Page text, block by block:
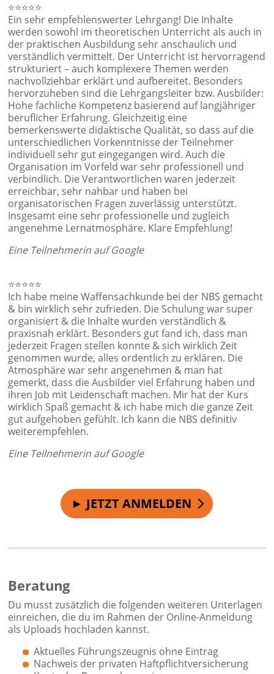
⭐⭐⭐⭐⭐
Ein sehr empfehlenswerter Lehrgang! Die Inhalte
werden sowohl im theoretischen Unterricht als auch in
der praktischen Ausbildung sehr anschaulich und
verständlich vermittelt. Der Unterricht ist hervorragend
strukturiert – auch komplexere Themen werden
nachvollziehbar erklärt und aufbereitet. Besonders
hervorzuheben sind die Lehrgangsleiter bzw. Ausbilder:
Hohe fachliche Kompetenz basierend auf langjähriger
beruflicher Erfahrung. Gleichzeitig eine
bemerkenswerte didaktische Qualität, so dass auf die
unterschiedlichen Vorkenntnisse der Teilnehmer
individuell sehr gut eingegangen wird. Auch die
Organisation im Vorfeld war sehr professionell und
verbindlich. Die Verantwortlichen waren jederzeit
erreichbar, sehr nahbar und haben bei
organisatorischen Fragen zuverlässig unterstützt.
Insgesamt eine sehr professionelle und zugleich
angenehme Lernatmosphäre. Klare Empfehlung!
Eine Teilnehmerin auf Google
⭐⭐⭐⭐⭐
Ich habe meine Waffensachkunde bei der NBS gemacht
& bin wirklich sehr zufrieden. Die Schulung war super
organisiert & die Inhalte wurden verständlich &
praxisnah erklärt. Besonders gut fand ich, dass man
jederzeit Fragen stellen konnte & sich wirklich Zeit
genommen wurde, alles ordentlich zu erklären. Die
Atmosphäre war sehr angenehmen & man hat
gemerkt, dass die Ausbilder viel Erfahrung haben und
ihren Job mit Leidenschaft machen. Mir hat der Kurs
wirklich Spaß gemacht & ich habe mich die ganze Zeit
gut aufgehoben gefühlt. Ich kann die NBS definitiv
weiterempfehlen.
Eine Teilnehmerin auf Google
► JETZT ANMELDEN
Beratung
Du musst zusätzlich die folgenden weiteren Unterlagen
einreichen, die du im Rahmen der Online-Anmeldung
als Uploads hochladen kannst.
Aktuelles Führungszeugnis ohne Eintrag
Nachweis der privaten Haftpflichtversicherung